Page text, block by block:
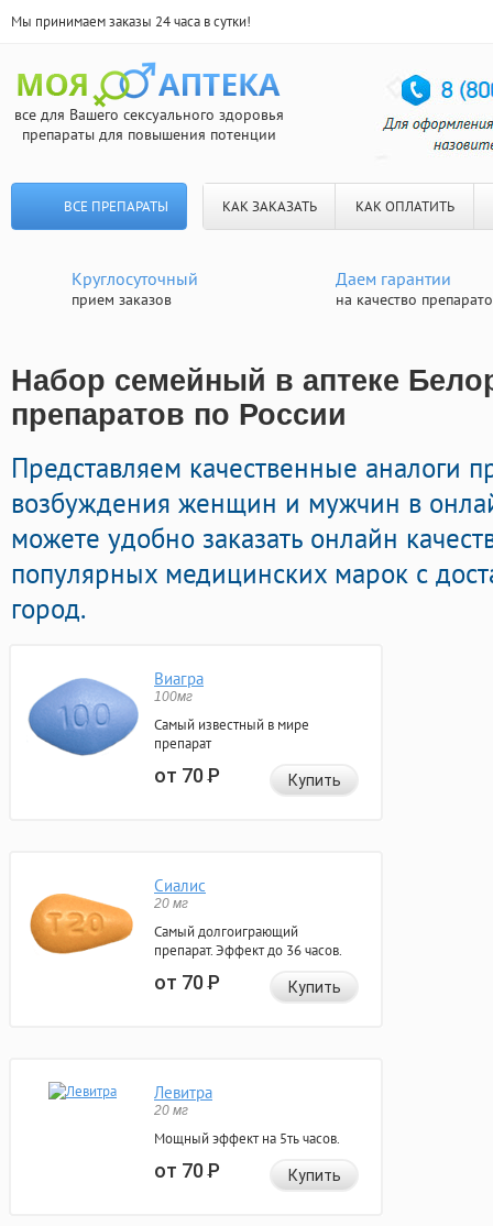
Мы принимаем заказы 24 часа в сутки!
все для Вашего сексуального здоровья
препараты для повышения потенции
ВСЕ ПРЕПАРАТЫ КАК ЗАКАЗАТЬ КАК ОПЛАТИТЬ
Круглосуточный
прием заказов
Даем гарантии
на качество
Набор семейный в аптеке
препаратов по России
Представляем качественные аналоги
возбуждения женщин и мужчин в
можете удобно заказать онлайн
популярных медицинских марок с
город.
Виагра
100мг
Самый известный в мире
препарат
от 70Р Купить
Сиалис
20 мг
Самый долгоиграющий
препарат. Эффект до 36 часов.
от 70Р Купить
Левитра
20 мг
Мощный эффект на 5ть часов.
от 70Р Купить